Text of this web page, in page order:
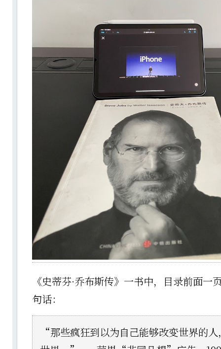
《史蒂芬·乔布斯传》一书中，目录前面一
句话：
“那些疯狂到以为自己能够改变世界的